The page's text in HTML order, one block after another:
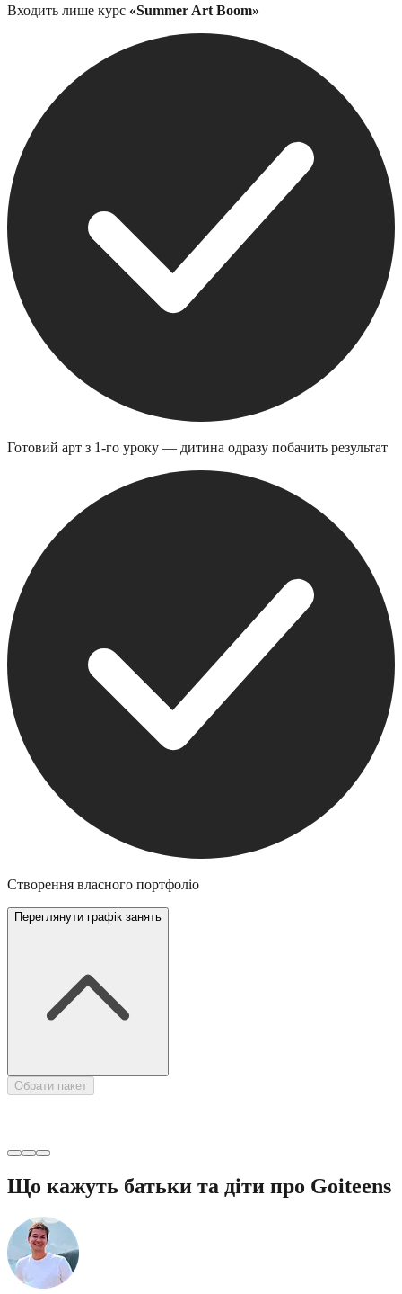
Входить лише курс «Summer Art Boom»
Готовий арт з 1-го уроку — дитина одразу побачить результат
Створення власного портфоліо
Переглянути графік занять
Обрати пакет
Що кажуть батьки та діти про Goiteens